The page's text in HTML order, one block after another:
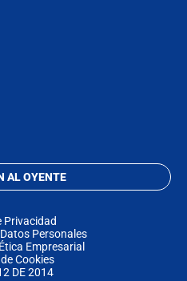
AL OYENTE
Privacidad
Personales
Empresarial
Cookies
DE 2014